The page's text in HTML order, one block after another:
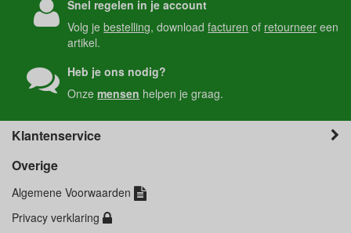
Snel regelen in je account
Volg jebestelling, downloadfacturen of retourneer een
artikel.
Heb je ons nodig?
Onzemensen helpen je graag.
Klantenservice
Overige
Algemene Voorwaarden
Privacy verklaring